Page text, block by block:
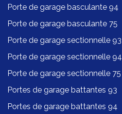
Porte de garage basculante 94
Porte de garage basculante 75
Porte de garage sectionnelle 93
Porte de garage sectionnelle 94
Porte de garage sectionnelle 75
Portes de garage battantes 93
Portes de garage battantes 94